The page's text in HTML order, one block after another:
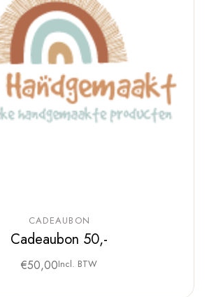
CADEAUBON
Cadeaubon 50,-
€50,00Incl. BTW